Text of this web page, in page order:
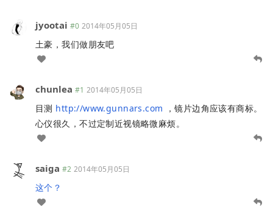
jyootai #0 2014年05月05日
土豪，我们做朋友吧
chunlea #1 2014年05月05日
目测 http://www.gunnars.com ，镜片边角应该有商标。
心仪很久，不过定制近视镜略微麻烦。
saiga #2 2014年05月05日
这个？